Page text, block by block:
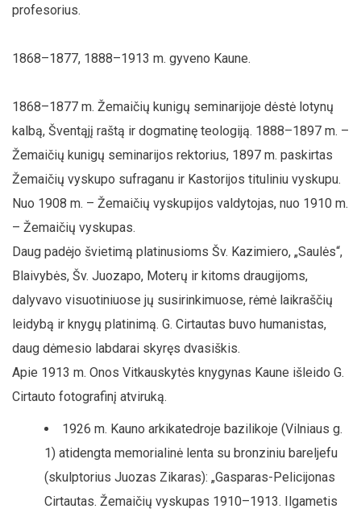
profesorius.
1868–1877, 1888–1913 m. gyveno Kaune.
1868–1877 m. Žemaičių kunigų seminarijoje dėstė lotynų
kalbą, Šventąjį raštą ir dogmatinę teologiją. 1888–1897 m. –
Žemaičių kunigų seminarijos rektorius, 1897 m. paskirtas
Žemaičių vyskupo sufraganu ir Kastorijos tituliniu vyskupu.
Nuo 1908 m. – Žemaičių vyskupijos valdytojas, nuo 1910 m.
– Žemaičių vyskupas.
Daug padėjo švietimą platinusioms Šv. Kazimiero, „Saulės“,
Blaivybės, Šv. Juozapo, Moterų ir kitoms draugijoms,
dalyvavo visuotiniuose jų susirinkimuose, rėmė laikraščių
leidybą ir knygų platinimą. G. Cirtautas buvo humanistas,
daug dėmesio labdarai skyręs dvasiškis.
Apie 1913 m. Onos Vitkauskytės knygynas Kaune išleido G.
Cirtauto fotografinį atviruką.
1926 m. Kauno arkikatedroje bazilikoje (Vilniaus g.
1) atidengta memorialinė lenta su bronziniu bareljefu
(skulptorius Juozas Zikaras): „Gasparas-Pelicijonas
Cirtautas. Žemaičių vyskupas 1910–1913. Ilgametis